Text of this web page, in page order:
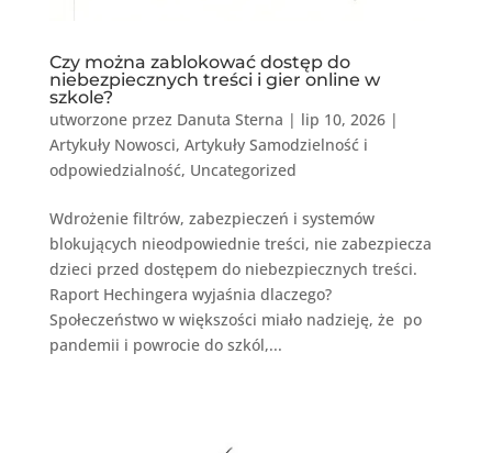
Czy można zablokować dostęp do
niebezpiecznych treści i gier online w
szkole?
utworzone przez Danuta Sterna | lip 10, 2026|
Artykuły Nowosci, Artykuły Samodzielność i
odpowiedzialność, Uncategorized
Wdrożenie filtrów, zabezpieczeń i systemów
blokujących nieodpowiednie treści, nie zabezpiecza
dzieci przed dostępem do niebezpiecznych treści.
Raport Hechingera wyjaśnia dlaczego?
Społeczeństwo w większości miało nadzieję, że po
pandemii i powrocie do szkól,...